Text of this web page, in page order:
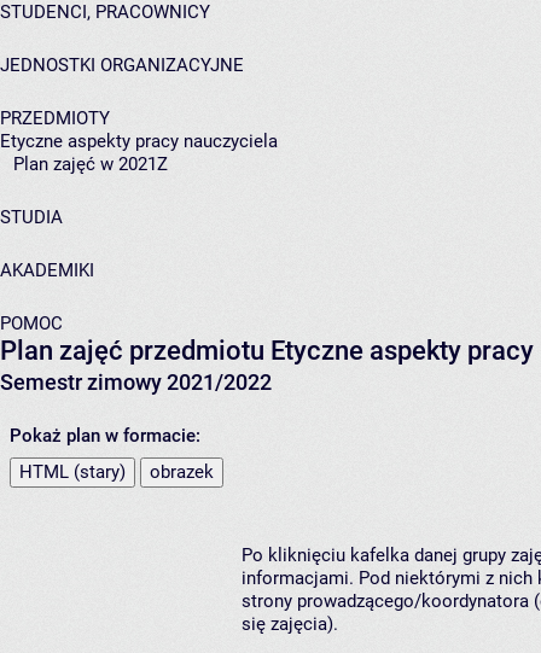
STUDENCI, PRACOWNICY
JEDNOSTKI ORGANIZACYJNE
PRZEDMIOTY
Etyczne aspekty pracy nauczyciela
Plan zajęć w 2021Z
STUDIA
AKADEMIKI
POMOC
Plan zajęć przedmiotu Etyczne aspekty
Semestr zimowy 2021/2022
Pokaż plan w formacie:
HTML (stary)
obrazek
Po kliknięciu kafelka danej grupy
informacjami. Pod niektórymi z nich
strony prowadzącego/koordynatora
się zajęcia).